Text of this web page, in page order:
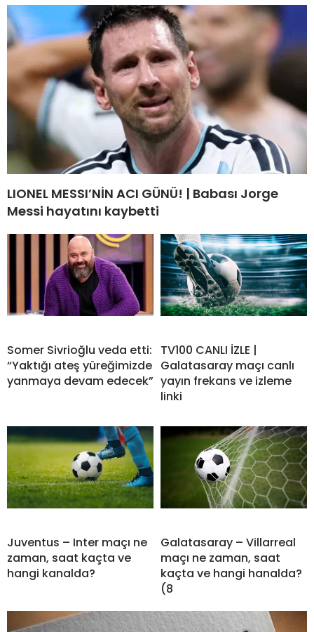
LIONEL MESSI’NİN ACI GÜNÜ! | Babası Jorge
Messi hayatını kaybetti
Somer Sivrioğlu veda etti:
“Yaktığı ateş yüreğimizde
yanmaya devam edecek”
TV100 CANLI İZLE |
Galatasaray maçı canlı
yayın frekans ve izleme
linki
Juventus – Inter maçı ne
zaman, saat kaçta ve
hangi kanalda?
Galatasaray – Villarreal
maçı ne zaman, saat
kaçta ve hangi hanalda?
(8